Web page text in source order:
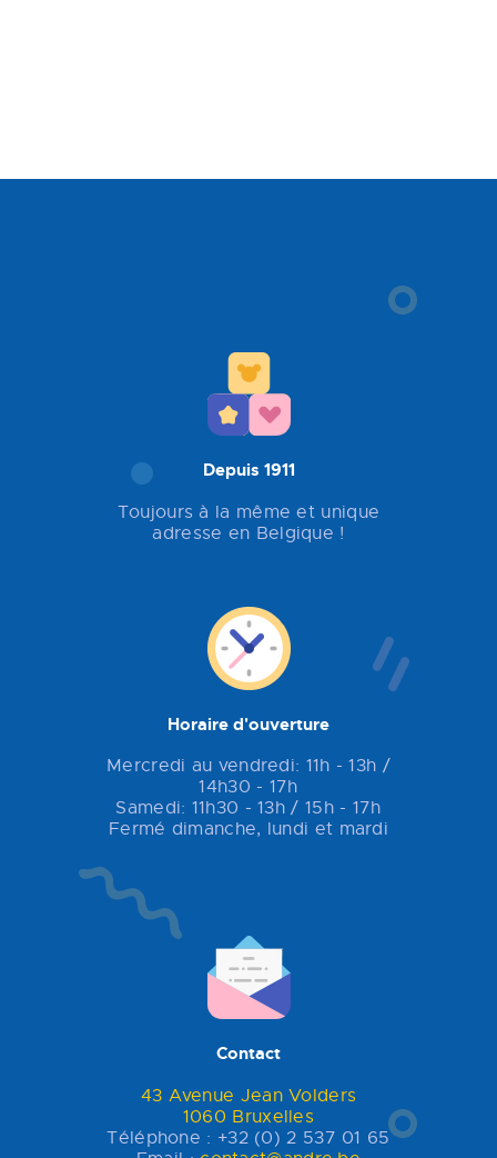
Depuis 1911
Toujours à la même et unique
adresse en Belgique !
Horaire d'ouverture
Mercredi au vendredi: 11h - 13h /
14h30 - 17h
Samedi: 11h30 - 13h / 15h - 17h
Fermé dimanche, lundi et mardi
Contact
43 Avenue Jean Volders
1060 Bruxelles
Téléphone : +32 (0) 2 537 01 65